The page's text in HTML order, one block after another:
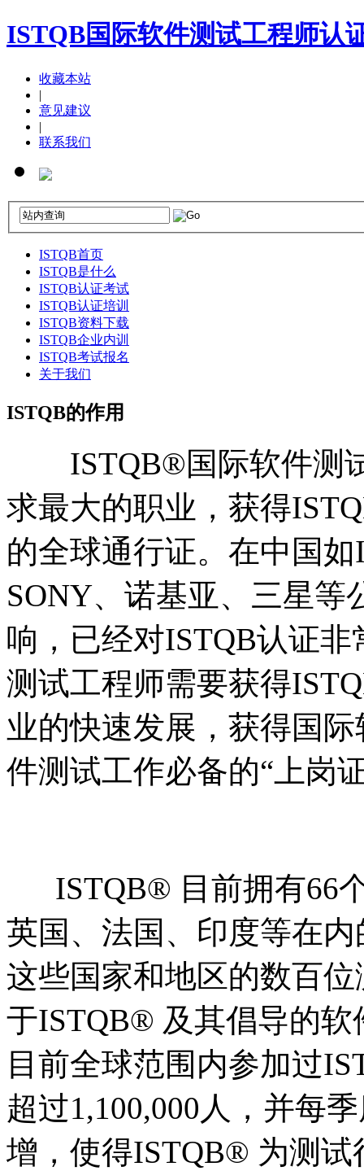
ISTQB国际软件测试工程师认
收藏本站
|
意见建议
|
联系我们
ISTQB首页
ISTQB是什么
ISTQB认证考试
ISTQB认证培训
ISTQB资料下载
ISTQB企业内训
ISTQB考试报名
关于我们
ISTQB的作用
ISTQB®国际软件测试
求最大的职业，获得
的全球通行证。在中国
SONY、诺基亚、三星等
响，已经对ISTQB认证
测试工程师需要获得
业的快速发展，获得国
件测试工作必备的“上岗
ISTQB® 目前拥有66
英国、法国、印度等在
这些国家和地区的数百
于ISTQB® 及其倡导的
目前全球范围内参加过
超过1,100,000人，并每
增，使得ISTQB® 为测